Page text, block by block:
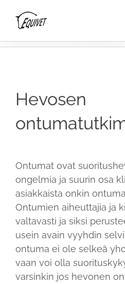
Hevosen
Ontumat ovat
ongelmia ja suurin osa
asiakkaista onkin
Ontumien aiheuttajia ja
valtavasti ja siksi
usein avain vyyhdin
ontuma ei ole selkeä
vaan voi olla
varsinkin jos hevonen